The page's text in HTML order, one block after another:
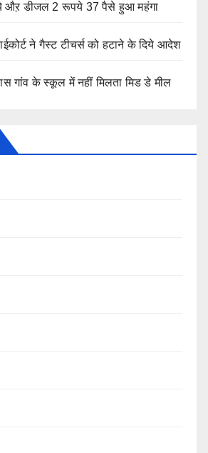
औऱ डीजल 2 रूपये 37 पैसे हुआ महंगा
ने गैस्ट टीचर्स को हटाने के दिये आदेश
गांव के स्कूल में नहीं मिलता मिड डे मील